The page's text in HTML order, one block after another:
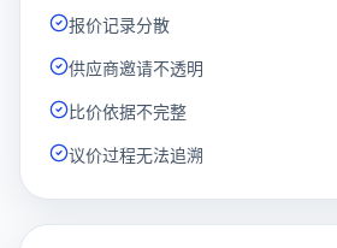
报价记录分散
供应商邀请不透明
比价依据不完整
议价过程无法追溯